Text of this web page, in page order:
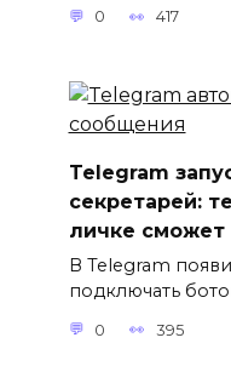
0 417
Telegram
секретарей:
личке
В Telegram
подключать
0 395